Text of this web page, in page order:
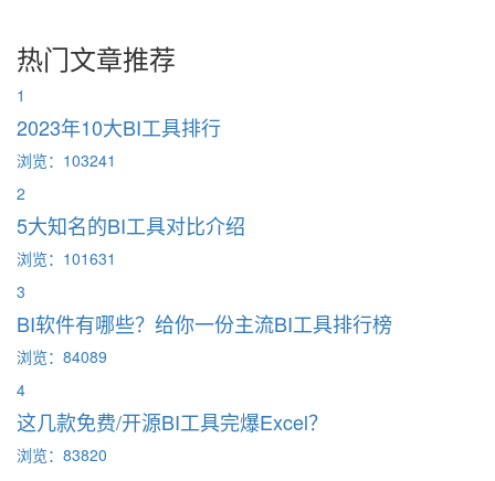
热门文章推荐
1
2023年10大BI工具排行
浏览：103241
2
5大知名的BI工具对比介绍
浏览：101631
3
BI软件有哪些？给你一份主流BI工具排行榜
浏览：84089
4
这几款免费/开源BI工具完爆Excel？
浏览：83820